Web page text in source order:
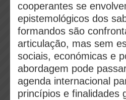
cooperantes se
epistemológicos dos
formandos são
articulação, mas sem
sociais, económicas e
abordagem pode
agenda internacional
princípios e finalidades